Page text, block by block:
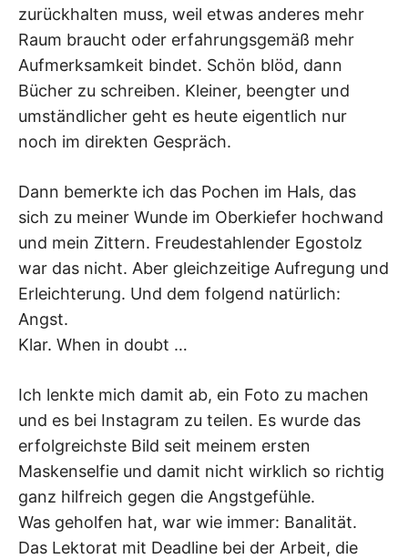
zurückhalten muss, weil etwas anderes mehr
Raum braucht oder erfahrungsgemäß mehr
Aufmerksamkeit bindet. Schön blöd, dann
Bücher zu schreiben. Kleiner, beengter und
umständlicher geht es heute eigentlich nur
noch im direkten Gespräch.
Dann bemerkte ich das Pochen im Hals, das
sich zu meiner Wunde im Oberkiefer hochwand
und mein Zittern. Freudestahlender Egostolz
war das nicht. Aber gleichzeitige Aufregung und
Erleichterung. Und dem folgend natürlich:
Angst.
Klar. When in doubt …
Ich lenkte mich damit ab, ein Foto zu machen
und es bei Instagram zu teilen. Es wurde das
erfolgreichste Bild seit meinem ersten
Maskenselfie und damit nicht wirklich so richtig
ganz hilfreich gegen die Angstgefühle.
Was geholfen hat, war wie immer: Banalität.
Das Lektorat mit Deadline bei der Arbeit, die